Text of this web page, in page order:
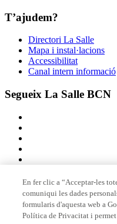
T’ajudem?
Directori La Salle
Mapa i instal·lacions
Accessibilitat
Canal intern informació
Segueix La Salle BCN
Membre de
En fer clic a “Acceptar-les
comuniqui les dades
formularis d'aquesta web a
Política de Privacitat i